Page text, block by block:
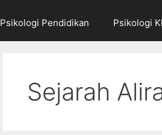
Psikologi Pendidikan Psikologi
Sejarah